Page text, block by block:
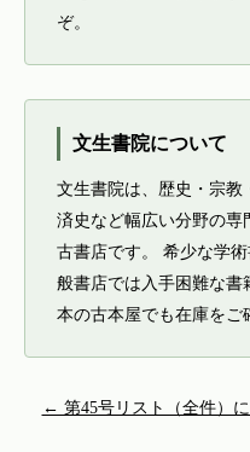
ぞ。
文生書院について
文生書院は、歴史・宗教
済史など幅広い分野の専
古書店です。 希少な学
般書店では入手困難な書
本の古本屋でも在庫をご
← 第45号リスト（全件）